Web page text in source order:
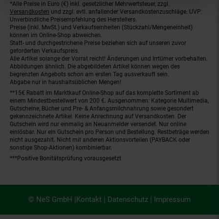
Fußnoten
*Alle Preise in Euro (€) inkl. gesetzlicher Mehrwertsteuer, zzgl.
Versandkosten und zzgl. evtl. anfallender Versandkostenzuschläge. UVP:
Unverbindliche Preisempfehlung des Herstellers.
Preise (inkl. MwSt.) und Verkaufseinheiten (Stückzahl/Mengeneinheit)
können im Online-Shop abweichen.
Statt- und durchgestrichene Preise beziehen sich auf unseren zuvor
geforderten Verkaufspreis.
Alle Artikel solange der Vorrat reicht! Änderungen und Irrtümer vorbehalten.
Abbildungen ähnlich. Die abgebildeten Artikel können wegen des
begrenzten Angebots schon am ersten Tag ausverkauft sein.
Abgabe nur in haushaltsüblichen Mengen!
**15€ Rabatt im Marktkauf Online-Shop auf das komplette Sortiment ab
einem Mindestbestellwert von 200 €. Ausgenommen: Kategorie Multimedia,
Gutscheine, Bücher und Pre- & Anfangsmilchnahrung sowie gesondert
gekennzeichnete Artikel. Keine Anrechnung auf Versandkosten. Der
Gutschein wird nur einmalig an Neuanmelder versendet. Nur online
einlösbar. Nur ein Gutschein pro Person und Bestellung. Restbeträge werden
nicht ausgezahlt. Nicht mit anderen Aktionsvorteilen (PAYBACK oder
sonstige Shop-Aktionen) kombinierbar.
***Positive Bonitätsprüfung vorausgesetzt
© NeS GmbH |Kontakt | Datenschutz | Impressum